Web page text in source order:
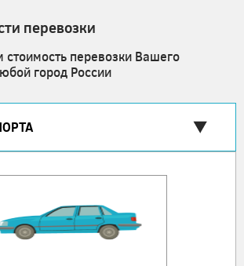
перевозки
перевозки Вашего
город России